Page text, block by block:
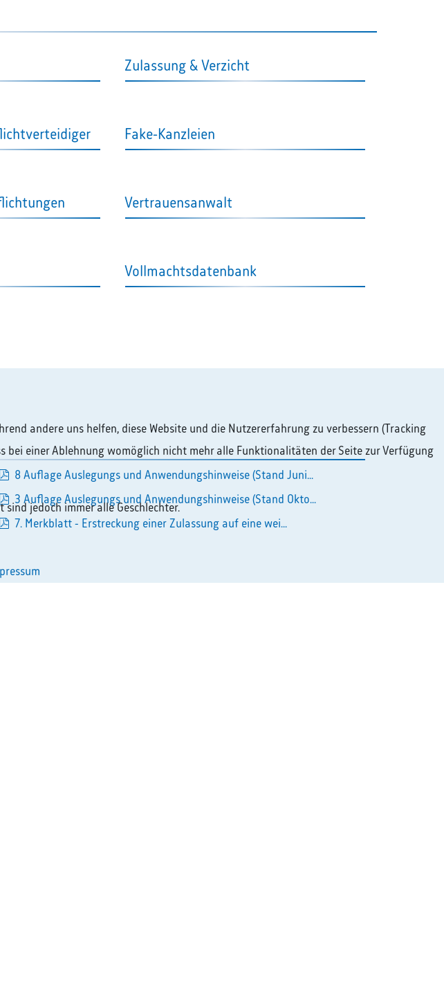
Zulassung & Verzicht
Fake-Kanzleien
Vertrauensanwalt
Vollmachtsdatenbank
pdf
pdf
8 Auflage Auslegungs und Anwendungshinweise (Stand Juni...
pdf
3 Auflage Auslegungs und Anwendungshinweise (Stand Okto...
7. Merkblatt - Erstreckung einer Zulassung auf eine wei...
andere uns helfen, diese Website und die Nutzererfahrung zu verbessern (Tracking
bei einer Ablehnung womöglich nicht mehr alle Funktionalitäten der Seite zur Verfügung
jedoch immer alle Geschlechter.